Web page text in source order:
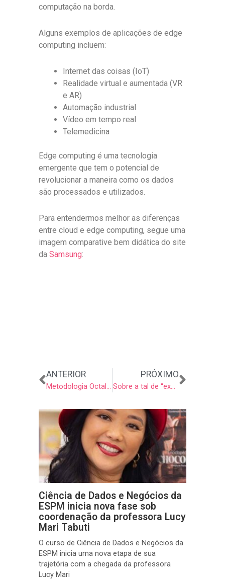
computação na borda.
Alguns exemplos de aplicações de edge
computing incluem:
Internet das coisas (IoT)
Realidade virtual e aumentada (VR
e AR)
Automação industrial
Vídeo em tempo real
Telemedicina
Edge computing é uma tecnologia
emergente que tem o potencial de
revolucionar a maneira como os dados
são processados e utilizados.
Para entendermos melhor as diferenças
entre cloud e edge computing, segue uma
imagem comparative bem didática do site
daSamsung:
Anterior
ANTERIOR
Metodologia Octalysis
PRÓXIMO
Sobre a tal de “experiência”
Ciência de Dados e Negócios da
ESPM inicia nova fase sob
coordenação da professora Lucy
Mari Tabuti
O curso de Ciência de Dados e Negócios da
ESPM inicia uma nova etapa de sua
trajetória com a chegada da professora
Lucy Mari